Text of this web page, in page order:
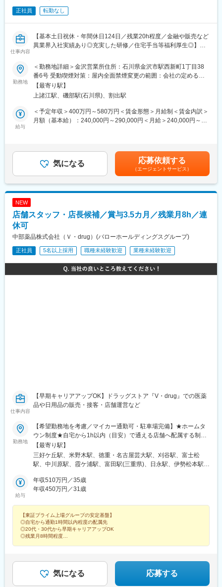
とができる職場環境です。
・同社では、経営において重要になるのは、「人（社員）」であ
え、成長を支援する体制や、適切に評価する仕組みが充実してい
ます。例えば、社員のスキルアップを目的とした通信教育制度
す。
・出産、育児を経験した社員も、休暇を取得しながら継続的に活
躍しており、長期的に働き続けられる職場です。
■若狭工場について：
・内服固形製剤の秤量～充填・包装まで全工程製造を担い、総合
製剤棟、糖衣棟、自動倉庫棟、専用製剤棟からなる、最先端の大
型設備を備えた医薬品製造工場です。この度約15億円の投資を行
■同社の特徴：
同社は、昭和16年創業の医療用医薬品、一般用医薬品を中心に、
正社員 転勤なし
仕事内容
【基本土日祝休・年間休日124日／残業20h程度／金融や販売など
異業界入社実績あり◎充実した研修／住宅手当等福利厚生◎】
■業務内容
◇担当エリア内の歯科医院・代理店様へ、歯科医院で使用する診
療台（ユニット）や各種機器の導入を提案・支援していただきま
す。
製品の提案から設置・メンテナンスのアフターサービスまで、チ
ーム全体で協力しながら対応いただきます。
◇各製品ごとの専任者や修理担当が在籍しており、専門知識はバ
対応となります。
◆ユニット…歯科治療を行うための診療台
◆レーザー機器…最新治療を可能にする機材
◆レセプトコンピューター…診療報酬を請求するためのコンピュ
◆CADCAM…歯の詰め物などを設計・加工するシステム
・商談やメンテナンス等の対応のため、歯科医院が開業している
土曜日の勤務が発生することがあります。※振休有り
歯科業界に特化して事業展開しており、国内で50％以上の歯科医
療機器シェアを占める商品もあり、「歯科医療機器ならヨシダ」
と言われるほどの知名度を築いています。またDXの分野でも先進
的に挑戦しており、業界注目度の高い歯科用CADCAMをはじめ、
AR技術を用いた非接触型の診療台など最先端機器も多数取り扱っ
変更の範囲：会社の定める業務
勤務地
＜勤務地詳細＞金沢営業所住所：石川県金沢市駅西新町1丁目38
番6号 受動喫煙対策：屋内全面禁煙変更の範囲：会社の定める事
業所
【最寄り駅】
上諸江駅、磯部駅(石川県)、割出駅
給与
＜予定年収＞400万円～580万円＜賃金形態＞月給制＜賃金内訳＞
月額（基本給）：240,000円～290,000円＜月給＞240,000円～
技能手当支給あり：歯科技工士/第二種電気工事士/X線作業主任者/
歯科衛生士、等賃金はあくまでも目安の金額であり、選考を通じ
て上下する可能性があります。月給(月額)は固定手当を含めた表記
です。
気になる 応募依頼する
（エージェントサービス）
NEW
店舗スタッフ・店長候補／賞与3.5カ月／残業月8h／連
休可
中部薬品株式会社（Ｖ・drug）(バローホールディングスグループ)
正社員 5名以上採用 職種未経験歓迎 業種未経験歓迎
仕事内容
【早期キャリアアップOK】ドラッグストア『V・drug』での医薬
品や日用品の販売・接客・店舗運営など
勤務地
【希望勤務地を考慮／マイカー通勤可・駐車場完備】★ホームタ
ウン制度★自宅から1h以内（目安）で通える店舗へ配属する制度
です！＼以下いずれかの店舗に配属／■愛知県名古屋市、北名古屋
市、清須市、春日井市、豊田市、瀬戸市、尾張旭市、みよし市、
日進市、豊明市、知多郡、知多市、東海市、刈谷市、高浜市、半
市、豊橋市■岐阜県郡上市、下呂市、高山市、飛騨市、岐阜市、瑞
穂市、関市、各務原市、美濃市、美濃加茂市、可児市、多治見
市、鈴鹿市■静岡県静岡市、藤枝市、浜松市■富山県下新川郡、滑
川市、高岡市、黒部市、射水市、小矢部市、中新川郡、砺波市、
南砺市、氷見市、富山市■石川県金沢市■福井県福井市、敦賀市■
京都府京都市、宇治市、向日市 ■大阪府東大阪市、枚方市■兵庫県
【最寄り駅】
三好ケ丘駅、米野木駅、徳重・名古屋芸大駅、刈谷駅、富士松
駅、中川原駅、霞ケ浦駅、富田駅(三重県)、日永駅、伊勢松本駅、
駅、玉垣駅、千代崎駅、円町駅、石田駅(京都府)、向日町駅、向島
駅、刈谷市駅、西春駅、乙川駅、青山駅(愛知県)、大須観音駅、新
知県)、味美駅(東海交通線)、黒川駅(愛知県)、志賀本通駅、名城公
園駅、自由ケ丘駅(愛知県)、今池駅(愛知県)、覚王山駅、道徳駅、
柴田駅、一社駅、平針駅、喜多山駅(愛知県)、上社駅、野並駅、相
生山駅、塩釜口駅、高蔵寺駅、大森・金城学院前駅、印場駅、小
駅、港北駅、戸田駅(愛知県)、荒子川公園駅、六番町駅、堀田駅
(名古屋市営)、瑞穂区役所駅、徳重駅、神沢駅、南大高駅、浄心
駅、下小田井駅、庄内通駅、新安城駅、碧海古井駅、安城駅、旭
給与
年収510万円／35歳
年収450万円／31歳
【東証プライム上場グループの安定基盤】
◎自宅から通勤1時間以内程度の配属先
◎20代・30代から早期キャリアアップOK
◎残業月8時間程度
気になる 応募する